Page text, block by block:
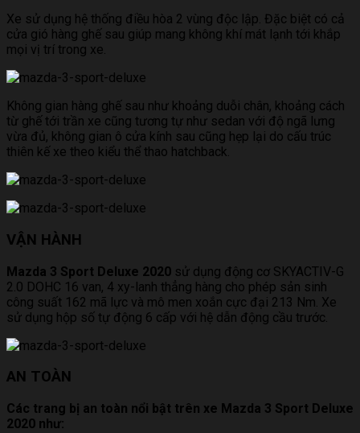
Xe sử dụng hệ thống điều hòa 2 vùng độc lập. Đặc biệt có cả
cửa gió hàng ghế sau giúp mang không khí mát lạnh tới khắp
mọi vị trí trong xe.
Không gian hàng ghế sau như khoảng duỗi chân, khoảng cách
từ ghế tới trần xe cũng tương tự như sedan với độ ngã lưng
vừa đủ, không gian ô cửa kính sau cũng hẹp lại do cấu trúc
thiên kế xe theo kiểu thể thao hatchback.
VẬN HÀNH
Mazda 3 Sport Deluxe 2020 sử dụng động cơ SKYACTIV-G
2.0 DOHC 16 van, 4 xy-lanh thẳng hàng cho phép sản sinh
công suất 162 mã lực và mô men xoắn cực đại 213 Nm. Xe
sử dụng hộp số tự động 6 cấp với hệ dẫn động cầu trước.
AN TOÀN
Các trang bị an toàn nổi bật trên xe Mazda 3 Sport Deluxe
2020 như: